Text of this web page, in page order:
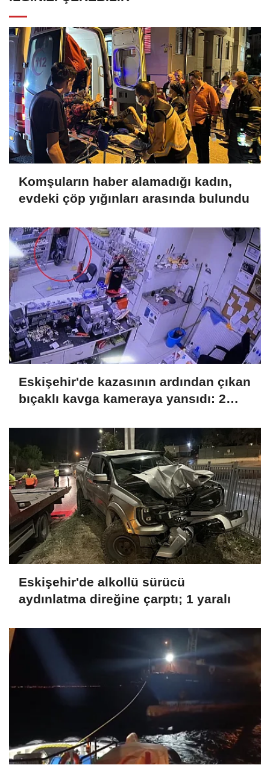
Komşuların haber alamadığı kadın,
evdeki çöp yığınları arasında bulundu
Eskişehir'de kazasının ardından çıkan
bıçaklı kavga kameraya yansıdı: 2
Eskişehir'de alkollü sürücü
aydınlatma direğine çarptı; 1 yaralı